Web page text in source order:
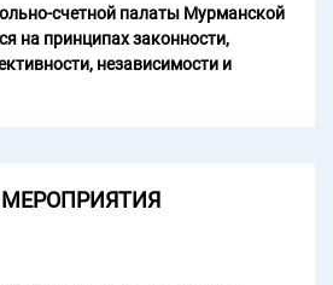
счетной палаты Мурманской
на принципах законности,
независимости и